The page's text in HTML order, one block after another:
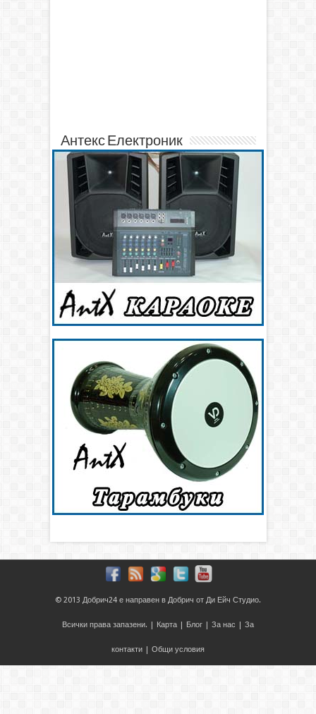
Антекс Електроник
© 2013 Добрич24 е направен в Добрич от Ди Ейч Студио.
Всички права запазени. | Карта | Блог | За нас | За
контакти | Общи условия